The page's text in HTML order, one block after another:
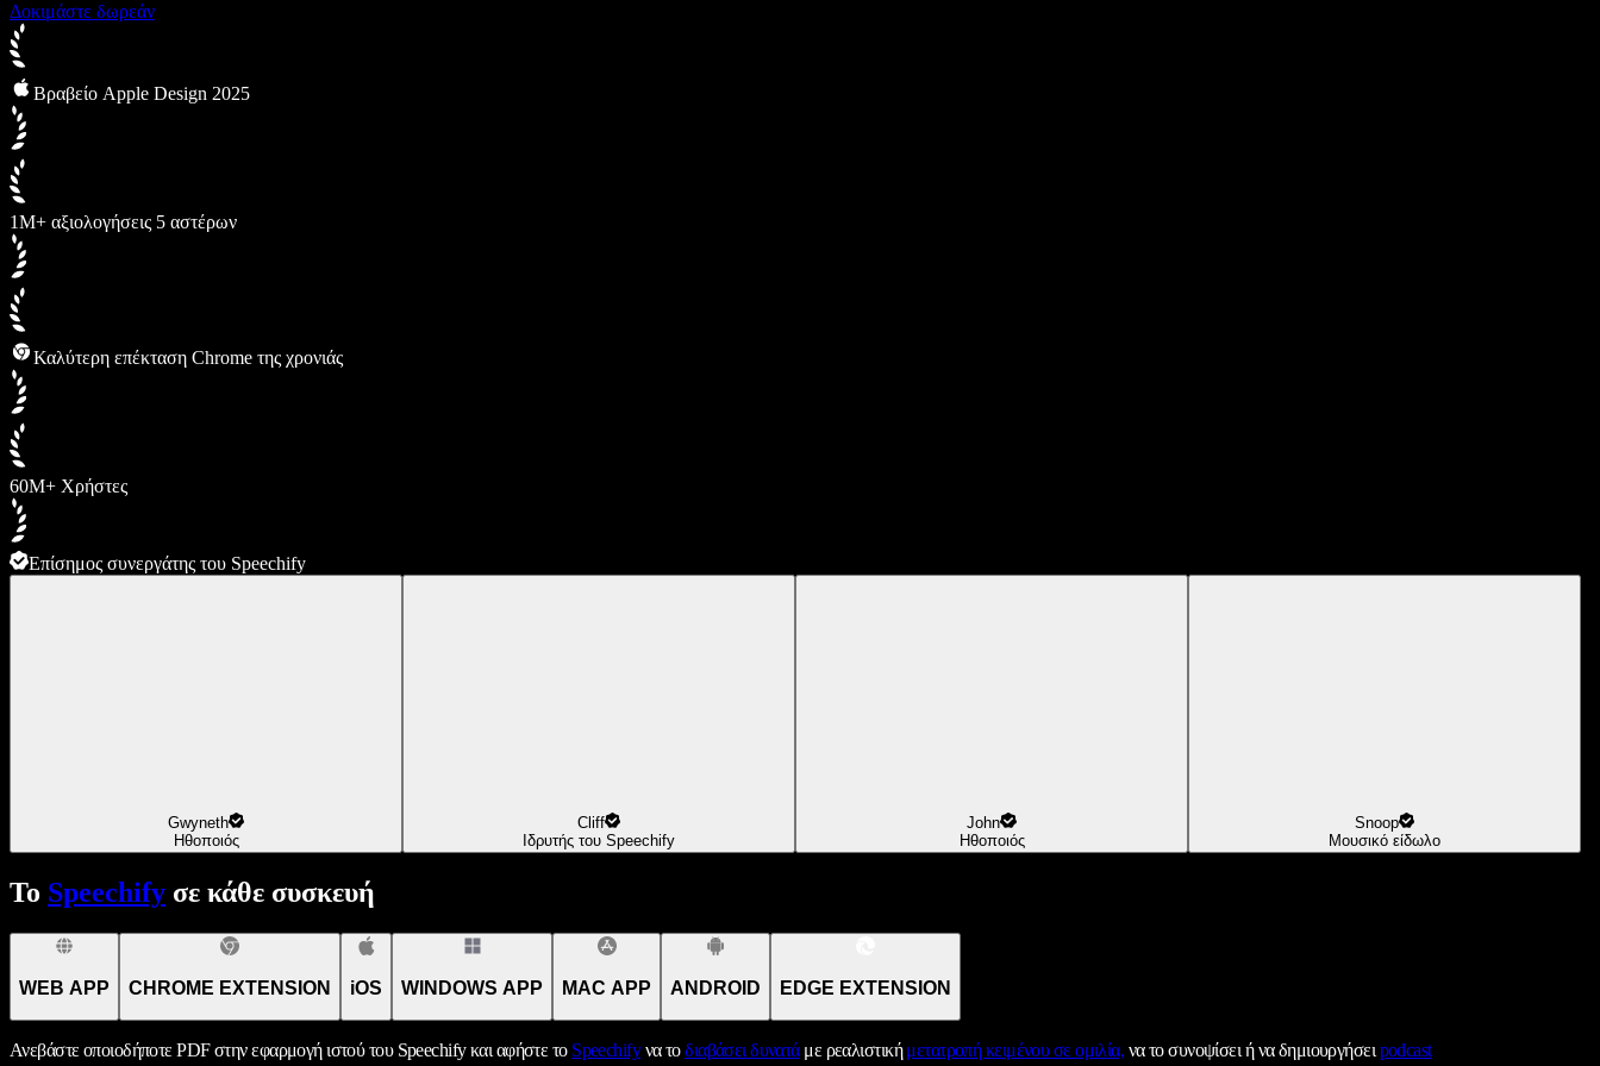
Δοκιμάστε δωρεάν
Βραβείο Apple Design 2025
1M+ αξιολογήσεις 5 αστέρων
Καλύτερη επέκταση Chrome της χρονιάς
60M+ Χρήστες
Επίσημος συνεργάτης του Speechify
Gwyneth
Ηθοποιός
Cliff
Ιδρυτής του Speechify
John
Ηθοποιός
Snoop
Μουσικό είδωλο
Το Speechify σε κάθε συσκευή
WEB APP CHROME EXTENSION iOS WINDOWS APP MAC APP ANDROID EDGE EXTENSION
Ανεβάστε οποιοδήποτε PDF στην εφαρμογή ιστού του Speechify και αφήστε το Speechifyνα τοδιαβάσει δυνατάμε ρεαλιστικήμετατροπή κειμένου σε ομιλία, να το συνοψίσει ή να δημιουργήσειpodcast